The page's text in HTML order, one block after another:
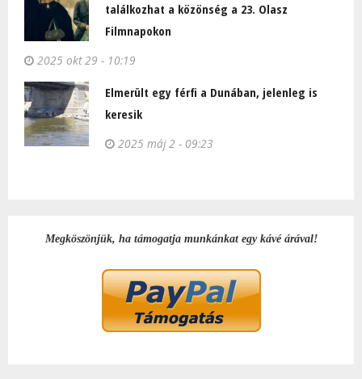
találkozhat a közönség a 23. Olasz
Filmnapokon
2025 okt 29 - 10:19
Elmerült egy férfi a Dunában, jelenleg is
keresik
2025 máj 2 - 09:23
Megköszönjük, ha támogatja munkánkat egy kávé árával!